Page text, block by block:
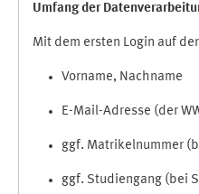
Umfang der
Mit dem ersten Login auf
Vorname, Nachname
E-Mail-Adresse (der
ggf. Matrikelnummer
ggf. Studiengang (bei